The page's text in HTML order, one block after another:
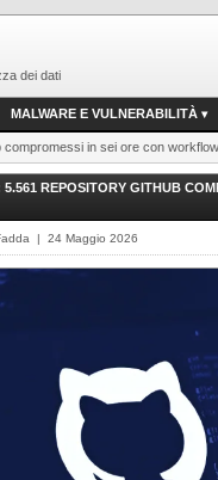
dei dati
MALWARE E VULNERABILITÀ
in sei ore con
REPOSITORY GITHUB
| 24 Maggio 2026